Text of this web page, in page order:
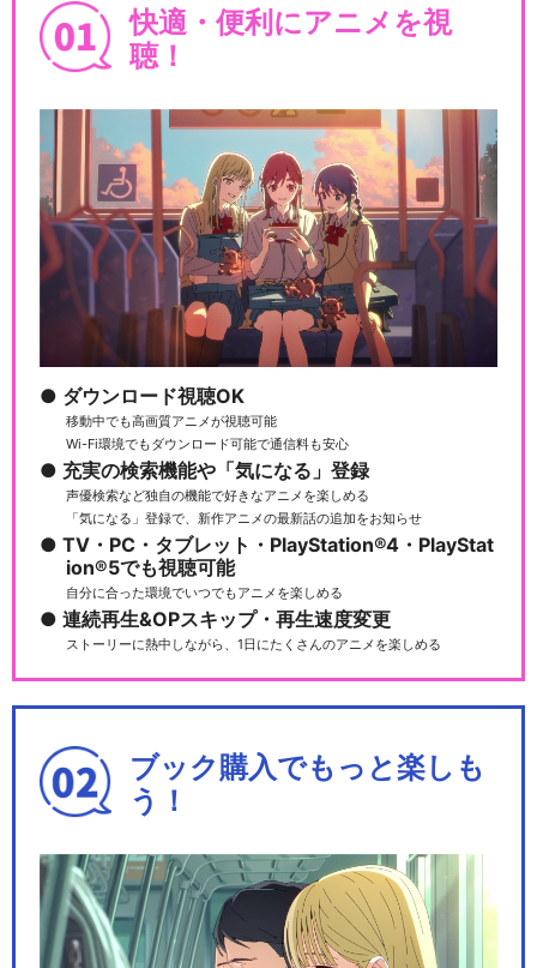
快適・便利にアニメを視
聴！
ダウンロード視聴OK
移動中でも高画質アニメが視聴可能
Wi-Fi環境でもダウンロード可能で通信料も安心
充実の検索機能や「気になる」登録
声優検索など独自の機能で好きなアニメを楽しめる
「気になる」登録で、新作アニメの最新話の追加をお知らせ
TV・PC・タブレット・PlayStation®4・PlayStat
ion®5でも視聴可能
自分に合った環境でいつでもアニメを楽しめる
連続再生&OPスキップ・再生速度変更
ストーリーに熱中しながら、1日にたくさんのアニメを楽しめる
ブック購入でもっと楽しも
う！